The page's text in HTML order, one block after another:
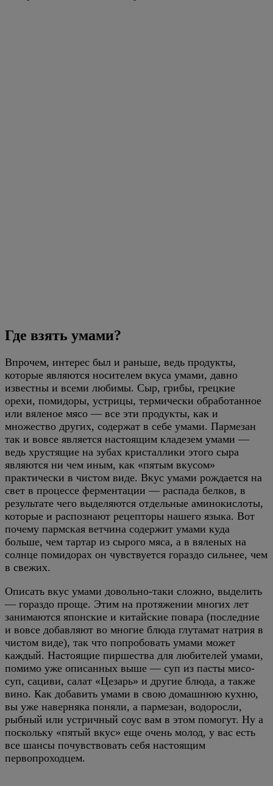
Где взять умами?
Впрочем, интерес был и раньше, ведь продукты,
которые являются носителем вкуса умами, давно
известны и всеми любимы. Сыр, грибы, грецкие
орехи, помидоры, устрицы, термически обработанное
или вяленое мясо — все эти продукты, как и
множество других, содержат в себе умами. Пармезан
так и вовсе является настоящим кладезем умами —
ведь хрустящие на зубах кристаллики этого сыра
являются ни чем иным, как «пятым вкусом»
практически в чистом виде. Вкус умами рождается на
свет в процессе ферментации — распада белков, в
результате чего выделяются отдельные аминокислоты,
которые и распознают рецепторы нашего языка. Вот
почему пармская ветчина содержит умами куда
больше, чем тартар из сырого мяса, а в вяленых на
солнце помидорах он чувствуется гораздо сильнее, чем
в свежих.
Описать вкус умами довольно-таки сложно, выделить
— гораздо проще. Этим на протяжении многих лет
занимаются японские и китайские повара (последние
и вовсе добавляют во многие блюда глутамат натрия в
чистом виде), так что попробовать умами может
каждый. Настоящие пиршества для любителей умами,
помимо уже описанных выше — суп из пасты мисо-
суп, сациви, салат «Цезарь» и другие блюда, а также
вино. Как добавить умами в свою домашнюю кухню,
вы уже наверняка поняли, а пармезан, водоросли,
рыбный или устричный соус вам в этом помогут. Ну а
поскольку «пятый вкус» еще очень молод, у вас есть
все шансы почувствовать себя настоящим
первопроходцем.